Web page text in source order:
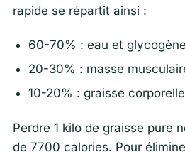
rapide se répartit ainsi :
60-70% : eau et
20-30% : masse
10-20% : graisse corporelle
Perdre 1 kilo de graisse pure
de 7700 calories. Pour